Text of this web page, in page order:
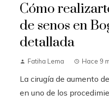
Cómo
de senos en
detallada
Fatiha Lema Hace 9
La cirugía de aumento
en uno de los